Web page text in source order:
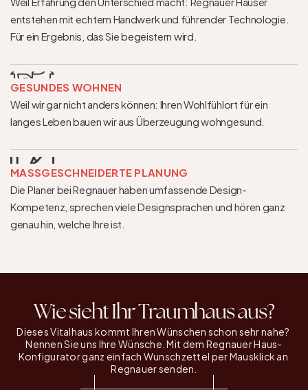
entstehen mit echtem Handwerk und führender Technologie.
Für ein Ergebnis, das Sie begeistern wird.
GESUNDES WOHNEN
Weil wir gar nicht anders können: Ihren Wohlfühlort für ein
langes Leben bauen wir aus Überzeugung wohngesund.
MASSGESCHNEIDERTE PLANUNG
Die Planer bei Regnauer haben umfassende Design-
Kompetenz, sprechen viele Designsprachen und hören ganz
genau hin, welche Ihre ist.
Wie sieht Ihr Traumhaus aus?
Dieses Vitalhaus kommt Ihren Wünschen schon sehr nahe?
Nennen Sie uns Ihre Wünsche. Mit dem Regnauer Haus-
Konfigurator ganz einfach Wunschzettel per Mausklick an
Regnauer senden.